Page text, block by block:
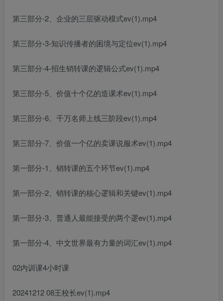
第三部分-2、企业的三层驱动模式ev(1).mp4
第三部分-3-知识传播者的困境与定位ev(1).mp4
第三部分-4-招生销转课的逻辑公式ev(1).mp4
第三部分-5、价值十个亿的造课术ev(1).mp4
第三部分-6、千万名师上线三阶段ev(1).mp4
第三部分-7、价值一个亿的卖课说服术ev(1).mp4
第一部分-1、销转课的五个环节ev(1).mp4
第一部分-2、销转课的核心逻辑和关键ev(1).mp4
第一部分-3、普通人最能接受的两个逻ev(1).mp4
第一部分-4、中文世界最有力量的词汇ev(1).mp4
02内训课4小时课
20241212 08王校长ev(1).mp4